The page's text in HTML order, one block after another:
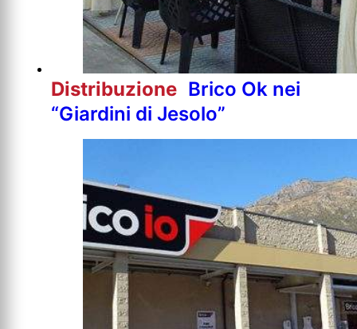
Distribuzione Brico Ok nei
“Giardini di Jesolo”